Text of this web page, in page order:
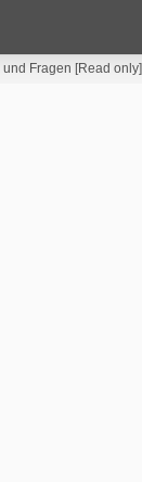
Fragen [Read only]